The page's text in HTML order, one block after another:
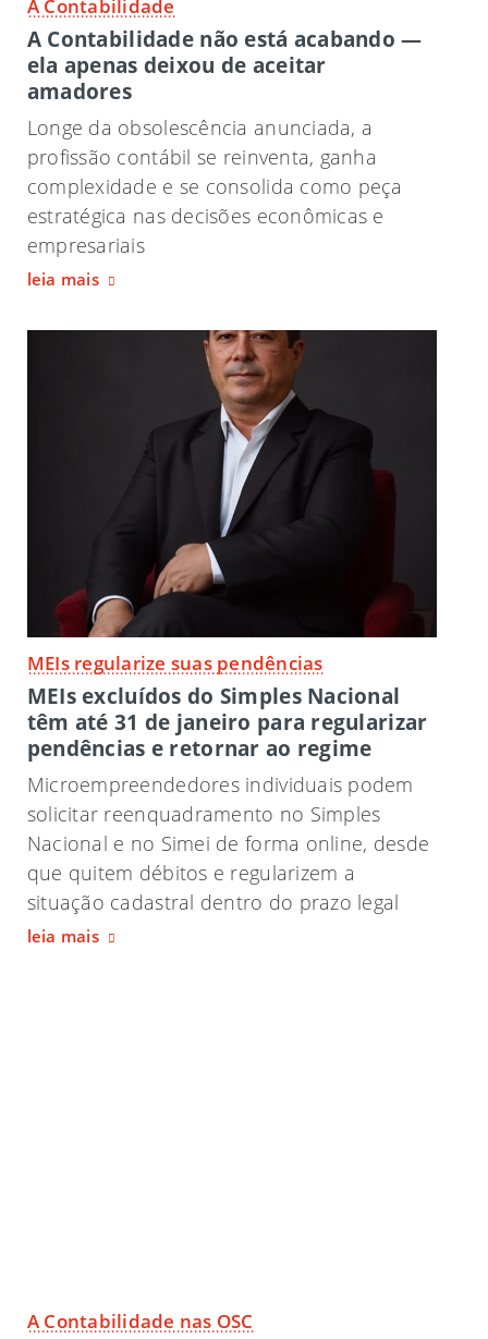
A Contabilidade
A Contabilidade não está acabando —
ela apenas deixou de aceitar
amadores
Longe da obsolescência anunciada, a
profissão contábil se reinventa, ganha
complexidade e se consolida como peça
estratégica nas decisões econômicas e
empresariais
leia mais
MEIs regularize suas pendências
MEIs excluídos do Simples Nacional
têm até 31 de janeiro para regularizar
pendências e retornar ao regime
Microempreendedores individuais podem
solicitar reenquadramento no Simples
Nacional e no Simei de forma online, desde
que quitem débitos e regularizem a
situação cadastral dentro do prazo legal
leia mais
A Contabilidade nas OSC